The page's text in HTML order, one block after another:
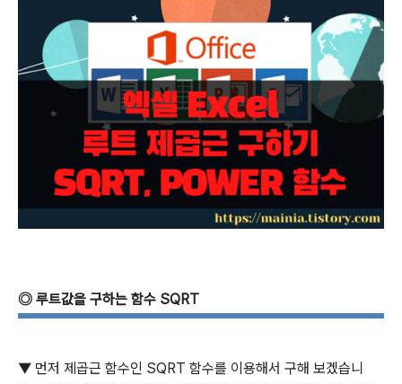
◎ 루트값을 구하는 함수 SQRT
▼ 먼저 제곱근 함수인 SQRT 함수를 이용해서 구해 보겠습니